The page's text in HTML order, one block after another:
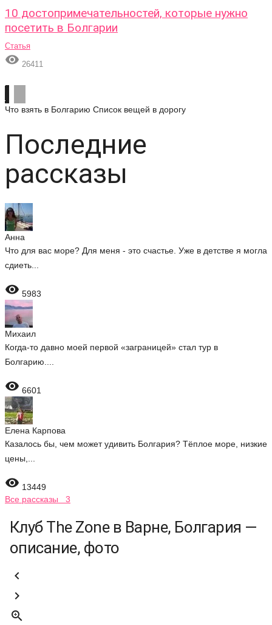
10 достопримечательностей, которые нужно
посетить в Болгарии
Статья
 26411
Что взять в Болгарию Список вещей в дорогу
Последние
рассказы
Анна
Что для вас море? Для меня - это счастье. Уже в детстве я могла
сдиеть...
 5983
Михаил
Когда-то давно моей первой «заграницей» стал тур в
Болгарию....
 6601
Елена Карпова
Казалось бы, чем может удивить Болгария? Тёплое море, низкие
цены,...
 13449
Все рассказы 3
Клуб The Zone в Варне, Болгария —
описание, фото


